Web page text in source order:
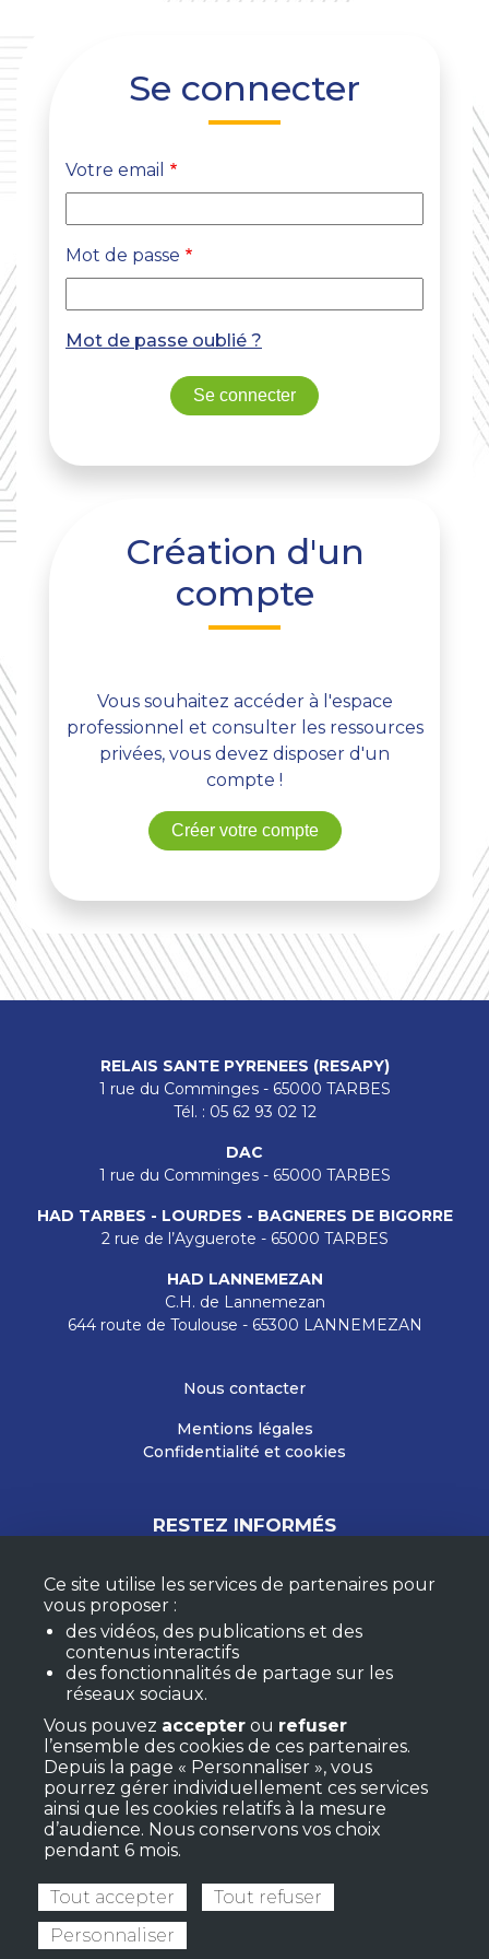
TERRITORIAUXSe connecter
Votre email
Mot de passe
Mot de passe oublié ?
Création d'un
compte
Vous souhaitez accéder à l'espace
professionnel et consulter les ressources
privées, vous devez disposer d'un
compte !
Créer votre compte
RELAIS SANTE PYRENEES (RESAPY)
1 rue du Comminges - 65000 TARBES
Tél. : 05 62 93 02 12
DAC
1 rue du Comminges - 65000 TARBES
HAD TARBES - LOURDES - BAGNERES DE BIGORRE
2 rue de l’Ayguerote - 65000 TARBES
HAD LANNEMEZAN
C.H. de Lannemezan
644 route de Toulouse - 65300 LANNEMEZAN
Nous contacter
Mentions légales
Confidentialité et cookies
RESTEZ INFORMÉS
M'ABONNER À LA NEWSLETTER
MON COMPTE
Ce site utilise les services de partenaires pour
vous proposer :
des vidéos, des publications et des
contenus interactifs
des fonctionnalités de partage sur les
réseaux sociaux.
Vous pouvez accepter ou refuser
l’ensemble des cookies de ces partenaires.
Depuis la page « Personnaliser », vous
pourrez gérer individuellement ces services
ainsi que les cookies relatifs à la mesure
d’audience. Nous conservons vos choix
pendant 6 mois.
Tout accepter
Tout refuser
Personnaliser